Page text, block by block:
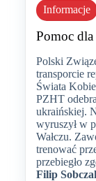
Informacje
Pomoc
Polski
transporcie
Świata
PZHT
ukraińskiej.
wyruszył w
Wałczu.
trenować
przebiegło
Filip